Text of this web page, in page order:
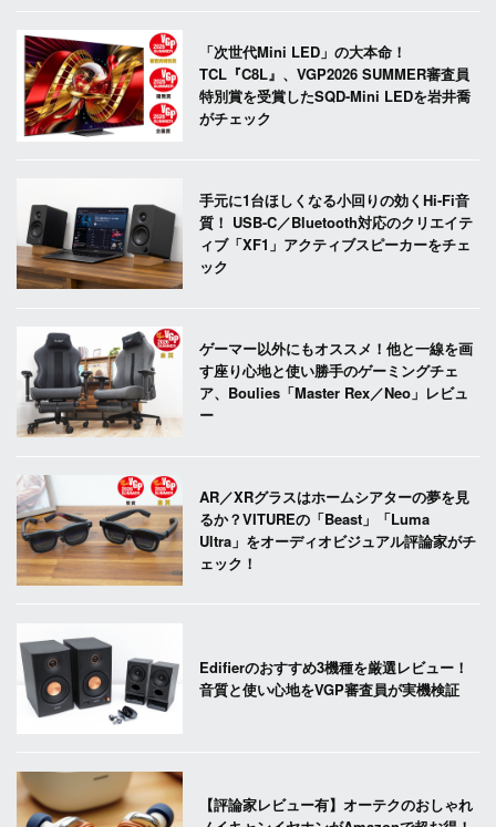
「次世代Mini LED」の大本命！
TCL『C8L』、VGP2026 SUMMER審査員
特別賞を受賞したSQD-Mini LEDを岩井喬
がチェック
手元に1台ほしくなる小回りの効くHi-Fi音
質！ USB-C／Bluetooth対応のクリエイテ
ィブ「XF1」アクティブスピーカーをチェ
ック
ゲーマー以外にもオススメ！他と一線を画
す座り心地と使い勝手のゲーミングチェ
ア、Boulies「Master Rex／Neo」レビュ
ー
AR／XRグラスはホームシアターの夢を見
るか？VITUREの「Beast」「Luma
Ultra」をオーディオビジュアル評論家がチ
ェック！
Edifierのおすすめ3機種を厳選レビュー！
音質と使い心地をVGP審査員が実機検証
【評論家レビュー有】オーテクのおしゃれ